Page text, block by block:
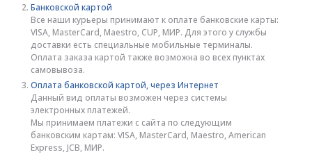
Банковской картой
Все наши курьеры принимают к оплате банковские карты:
VISA, MasterCard, Maestro, CUP, МИР. Для этого у службы
доставки есть специальные мобильные терминалы.
Оплата заказа картой также возможна во всех пунктах
самовывоза.
Оплата банковской картой, через Интернет
Данный вид оплаты возможен через системы
электронных платежей.
Мы принимаем платежи с сайта по следующим
банковским картам: VISA, MasterCard, Maestro, American
Express, JCB, МИР.